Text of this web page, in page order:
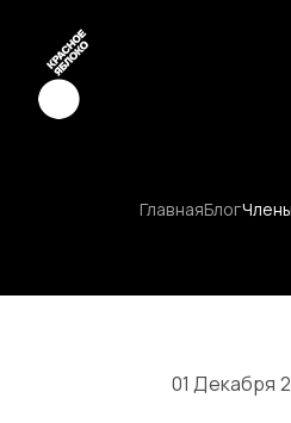
ГлавнаяБлог
01 Декабря